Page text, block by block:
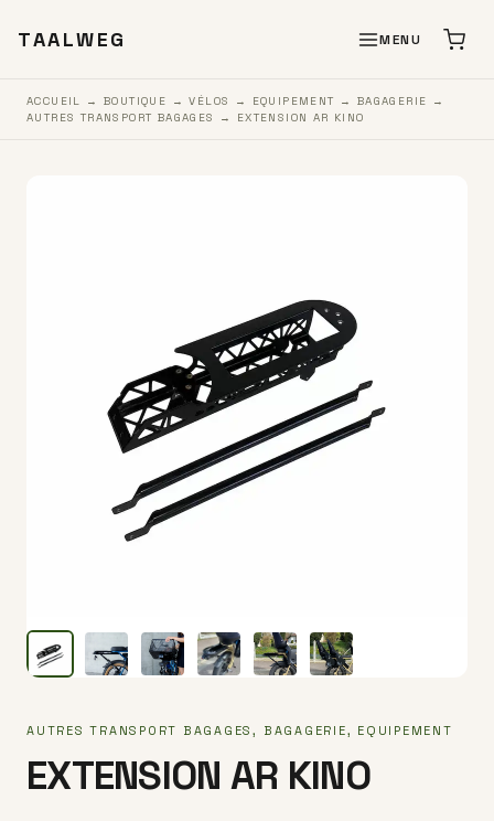
TAALWEG MENU
ACCUEIL →BOUTIQUE →VÉLOS → EQUIPEMENT → BAGAGERIE
→
AUTRES TRANSPORT BAGAGES
→ EXTENSION AR KINO
AUTRES TRANSPORT BAGAGES, BAGAGERIE, EQUIPEMENT
EXTENSION AR KINO